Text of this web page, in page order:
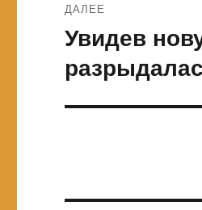
ДАЛЕЕ
Следующая
запись:
Увидев